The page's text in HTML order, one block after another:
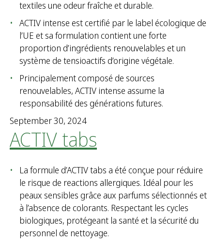
textiles une odeur fraîche et durable.
ACTIV intense est certifié par le label écologique de
l’UE et sa formulation contient une forte
proportion d’ingrédients renouvelables et un
système de tensioactifs d’origine végétale.
Principalement composé de sources
renouvelables, ACTIV intense assume la
responsabilité des générations futures.
September 30, 2024
ACTIV tabs
La formule d’ACTIV tabs a été conçue pour réduire
le risque de reactions allergiques. Idéal pour les
peaux sensibles grâce aux parfums sélectionnés et
à l’absence de colorants. Respectant les cycles
biologiques, protégeant la santé et la sécurité du
personnel de nettoyage.